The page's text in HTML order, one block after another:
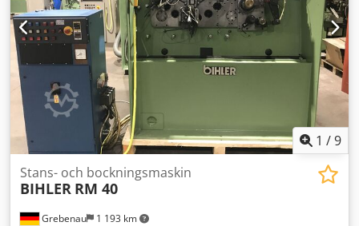
1 /9
Grebenau 1 193 km
Stans- och bockningsmaskin
BIHLER RM 40